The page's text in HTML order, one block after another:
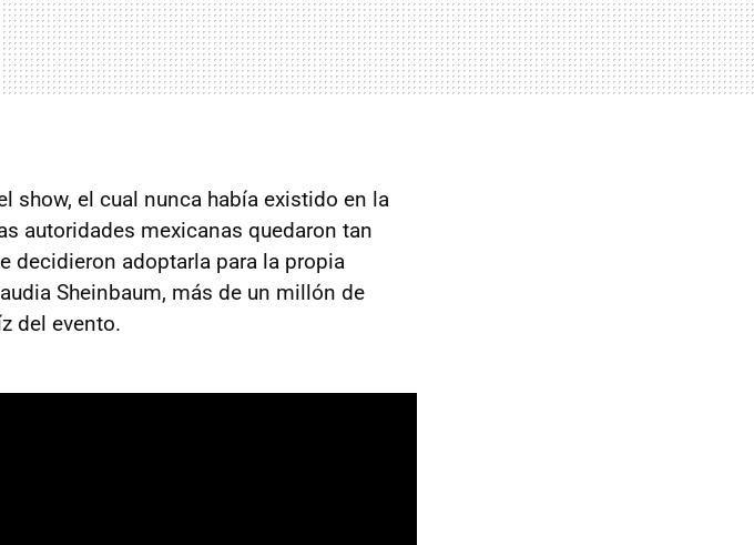
show, el cual nunca había existido en la
autoridades mexicanas quedaron tan
decidieron adoptarla para la propia
Sheinbaum, más de un millón de
del evento.